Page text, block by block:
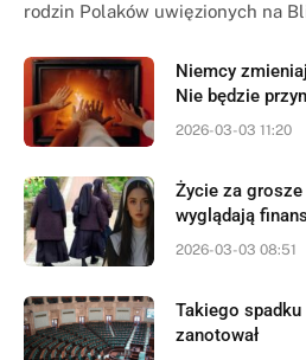
rodzin Polaków uwięzionych na
Niemcy
Nie będzie
2026-03-03 11:20
Życie za
wyglądają
2026-03-03 08:51
Takiego
zanotował